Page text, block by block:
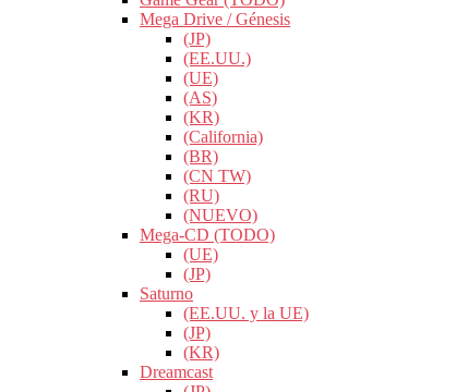
Mega Drive / Génesis
(JP)
(EE.UU.)
(UE)
(AS)
(KR)
(California)
(BR)
(CN TW)
(RU)
(NUEVO)
Mega-CD (TODO)
(UE)
(JP)
Saturno
(EE.UU. y la UE)
(JP)
(KR)
Dreamcast